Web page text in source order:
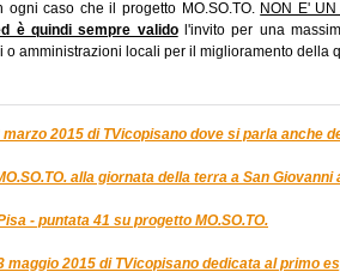
ogni caso che il progetto MO.SO.TO. NON E'
è quindi sempre validol'invito per una
o amministrazioni locali per il miglioramento della
2015 di TVicopisano dove si parla anche
alla giornata della terra a San Giovanni
- puntata 41 su progetto MO.SO.TO.
maggio 2015 di TVicopisano dedicata al primo